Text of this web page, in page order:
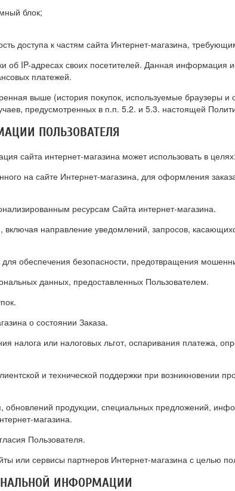
блок;
доступа к частям сайта Интернет-магазина,
об IP-адресах своих посетителей. Данная информация
платежей.
выше (история покупок, используемые браузеры
предусмотренных в п.п. 5.2. и 5.3. настоящей
ПОЛЬЗОВАТЕЛЯ
сайта интернет-магазина может использовать в целях:
на сайте Интернет-магазина, для оформления
ресурсам Сайта интернет-магазина.
направление уведомлений, запросов,
обеспечения безопасности, предотвращения
данных, предоставленных Пользователем.
о состоянии Заказа.
налога или налоговых льгот, оспаривания платежа,
и технической поддержки при возникновении
обновлений продукции, специальных предложений,
магазина.
Пользователя.
или сервисы партнеров Интернет-магазина с целью
ИНФОРМАЦИИ